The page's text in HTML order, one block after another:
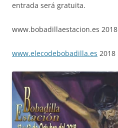
entrada será gratuita.
www.bobadillaestacion.es 2018
www.elecodebobadilla.es 2018